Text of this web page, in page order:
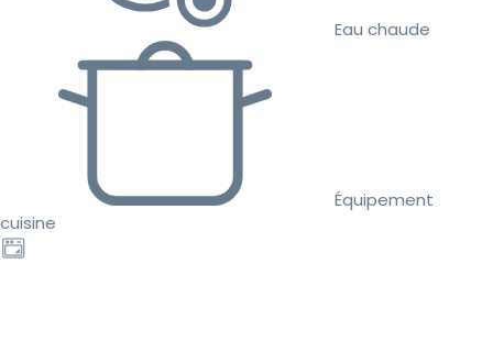
Eau chaude
Équipement
cuisine